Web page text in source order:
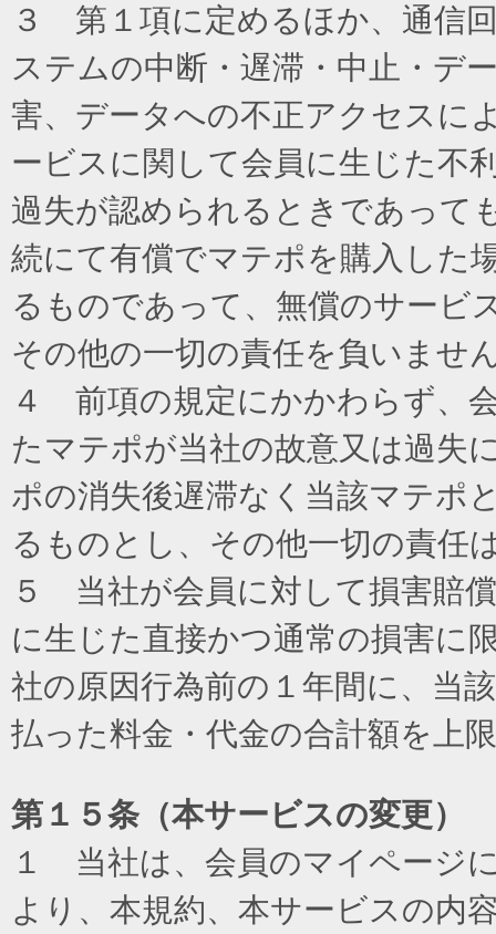
３ 第１項に定めるほか、通信
ステムの中断・遅滞・中止・デ
害、データへの不正アクセスに
ービスに関して会員に生じた不
過失が認められるときであって
続にて有償でマテポを購入した
るものであって、無償のサービ
その他の一切の責任を負いませ
４ 前項の規定にかかわらず、
たマテポが当社の故意又は過失
ポの消失後遅滞なく当該マテポ
るものとし、その他一切の責任
５ 当社が会員に対して損害賠
に生じた直接かつ通常の損害に
社の原因行為前の１年間に、当
払った料金・代金の合計額を上
第１５条（本サービスの変更）
１ 当社は、会員のマイページ
より、本規約、本サービスの内